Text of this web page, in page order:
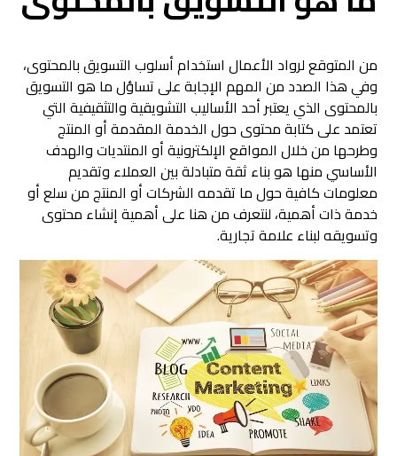
من المتوقع لرواد الأعمال استخدام أسلوب التسويق بالمحتوى،
وفي هذا الصدد من المهم الإجابة على تساؤل ما هو التسويق
بالمحتوى الذي يعتبر أحد الأساليب التشويقية والتثقيفية التي
تعتمد على كتابة محتوى حول الخدمة المقدمة أو المنتج
وطرحها من خلال المواقع الإلكترونية أو المنتديات والهدف
الأساسي منها هو بناء ثقة متبادلة بين العملاء وتقديم
معلومات كافية حول ما تقدمه الشركات أو المنتج من سلع أو
خدمة ذات أهمية، لنتعرف من هنا على أهمية إنشاء محتوى
وتسويقه لبناء علامة تجارية.